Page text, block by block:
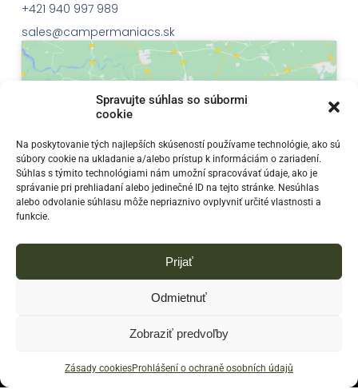
Spravujte súhlas so súbormi
cookie
Na poskytovanie tých najlepších skúseností používame technológie, ako sú
súbory cookie na ukladanie a/alebo prístup k informáciám o zariadení.
Súhlas s týmito technológiami nám umožní spracovávať údaje, ako je
správanie pri prehliadaní alebo jedinečné ID na tejto stránke. Nesúhlas
alebo odvolanie súhlasu môže nepriaznivo ovplyvniť určité vlastnosti a
funkcie.
Prijať
Odmietnuť
Zobraziť predvoľby
Zásady cookiesProhlášení o ochraně osobních údajů
+421 940 997 989
sales@campermaniacs.sk
Klepnutím přijměte marketingové soubory
cookie a povolte tento obsah
prívesov. E-shop so všetkým, čo potrebujete na kempovanie